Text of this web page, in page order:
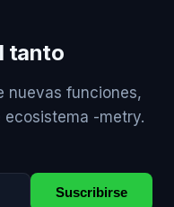
tanto
nuevas funciones,
ecosistema -metry.
Suscribirse